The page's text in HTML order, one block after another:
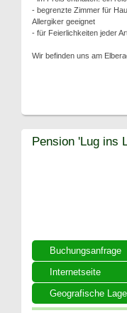
- begrenzte Zimmer für
Allergiker geeignet
- für Feierlichkeiten jeder
Wir befinden uns am
Buchungsanfrage
Internetseite
Geografische Lage
Pension 'Lug ins